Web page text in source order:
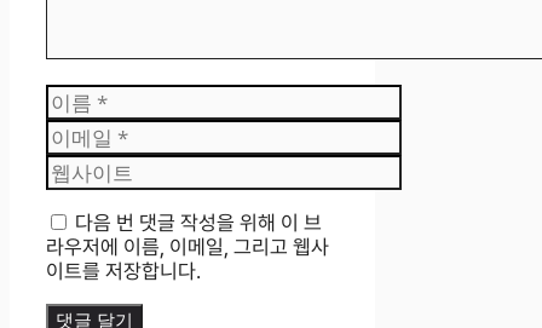
이
름
이
메
일
웹
사
이
트
다음 번 댓글 작성을 위해 이 브
라우저에 이름, 이메일, 그리고 웹사
이트를 저장합니다.